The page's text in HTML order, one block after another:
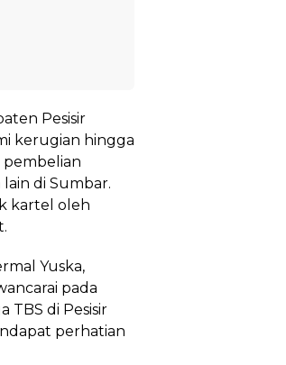
Pesisir
kerugian hingga
di Sumbar.
kartel oleh
Yuska,
pada
TBS di Pesisir
perhatian